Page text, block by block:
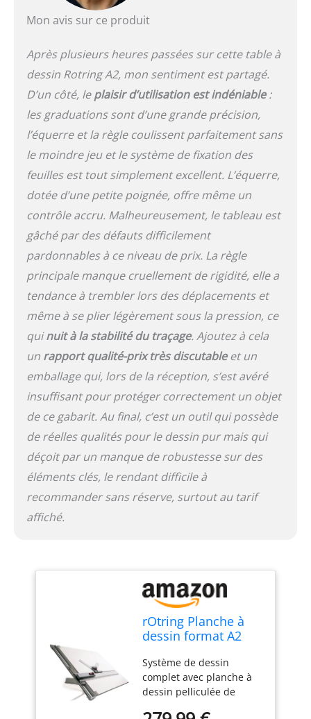
Mon avis sur ce produit
Après plusieurs heures passées sur cette table à
dessin Rotring A2, mon sentiment est partagé.
D’un côté, leplaisir d’utilisation est indéniable:
les graduations sont d’une grande précision,
l’équerre et la règle coulissent parfaitement sans
le moindre jeu et le système de fixation des
feuilles est tout simplement excellent. L’équerre,
dotée d’une petite poignée, offre même un
contrôle accru. Malheureusement, le tableau est
gâché par des défauts difficilement
pardonnables à ce niveau de prix. La règle
principale manque cruellement de rigidité, elle a
tendance à trembler lors des déplacements et
même à se plier légèrement sous la pression, ce
quinuit à la stabilité du traçage. Ajoutez à cela
un rapport qualité-prix très discutableet un
emballage qui, lors de la réception, s’est avéré
insuffisant pour protéger correctement un objet
de ce gabarit. Au final, c’est un outil qui possède
de réelles qualités pour le dessin pur mais qui
déçoit par un manque de robustesse sur des
éléments clés, le rendant difficile à
recommander sans réserve, surtout au tarif
affiché.
rOtring Planche à
dessin format A2
Système de dessin
complet avec planche à
dessin pelliculée de